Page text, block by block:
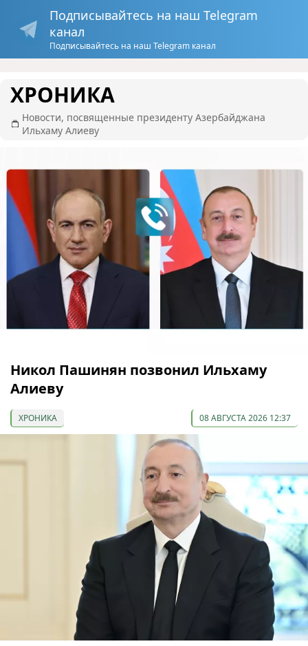
Подписывайтесь на наш Telegram
канал
Подписывайтесь на наш Telegram канал
ХРОНИКА
Новости, посвященные президенту Азербайджана
Ильхаму Алиеву
Никол Пашинян позвонил Ильхаму
Алиеву
ХРОНИКА 08 АВГУСТА 2026 12:37